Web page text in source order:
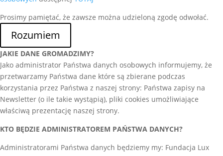
Prosimy pamiętać, że zawsze można udzieloną zgodę odwołać.
Rozumiem
JAKIE DANE GROMADZIMY?
Jako administrator Państwa danych osobowych informujemy, że
przetwarzamy Państwa dane które są zbierane podczas
korzystania przez Państwa z naszej strony: Państwa zapisy na
Newsletter (o ile takie wystąpią), pliki cookies umożliwiające
właściwą prezentację naszej strony.
KTO BĘDZIE ADMINISTRATOREM PAŃSTWA DANYCH?
Administratorami Państwa danych będziemy my: Fundacja Lux